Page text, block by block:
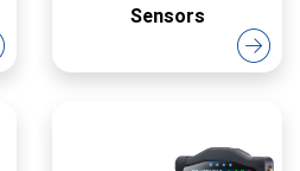
Sensors